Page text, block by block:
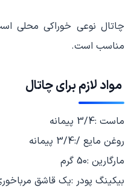
چاتال نوعی خوراکی محلی
مناسب است.
مواد لازم برایچاتال
ماست :3/4 پیمانه
روغن مایع /:3/4 پیمانه
مارگارین :50 گرم
بیکینگ پودر :یک قاشق